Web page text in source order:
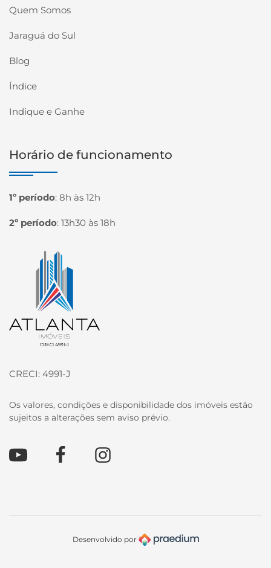
Quem Somos
Jaraguá do Sul
Blog
Índice
Indique e Ganhe
Horário de funcionamento
1º período: 8h às 12h
2º período: 13h30 às 18h
Página inicial
CRECI: 4991-J
Os valores, condições e disponibilidade dos imóveis estão
sujeitos a alterações sem aviso prévio.
Youtube FacebookInstagram
Desenvolvido por